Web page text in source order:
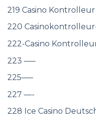
219 Casino Kontrolleur
220
222-Casino
223 —–
225—–
227 —-
228 Ice Casino